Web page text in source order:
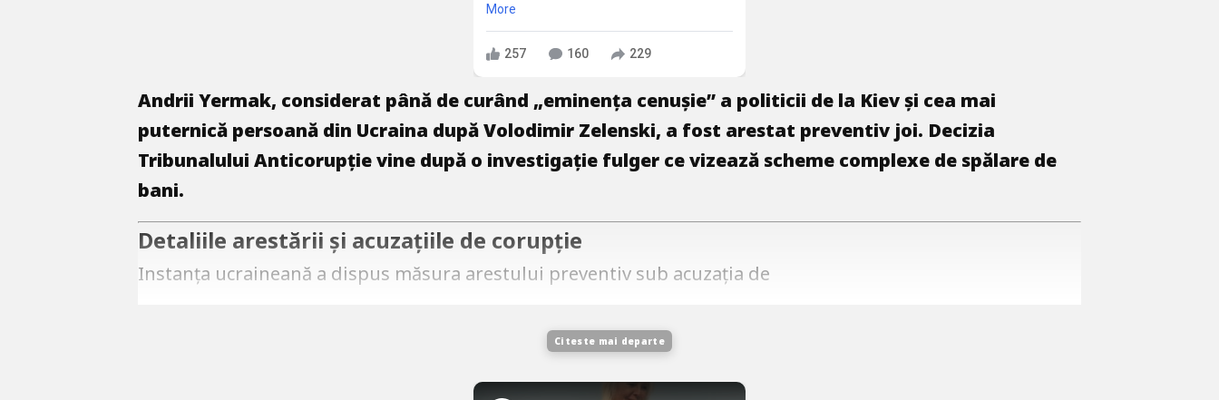
More
257 160 229
Andrii Yermak, considerat până de curând „eminența cenușie” a politicii de la Kiev și cea mai
puternică persoană din Ucraina după Volodimir Zelenski, a fost arestat preventiv joi. Decizia
Tribunalului Anticorupție vine după o investigație fulger ce vizează scheme complexe de spălare de
bani.
Detaliile arestării și acuzațiile de corupție
Instanța ucraineană a dispus măsura arestului preventiv sub acuzația de
Citeste mai departe